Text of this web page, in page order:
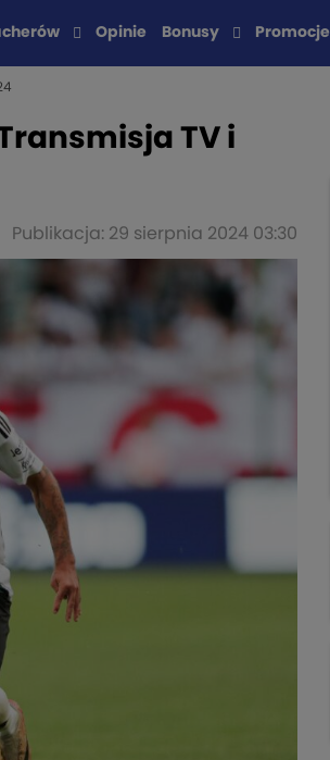
Opinie Bonusy Promocje
TV i
Publikacja: 29 sierpnia 2024 03:30